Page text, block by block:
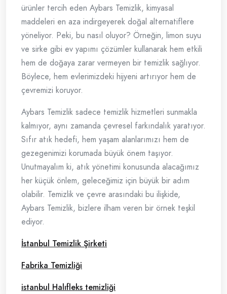
ürünler tercih eden Aybars Temizlik, kimyasal
maddeleri en aza indirgeyerek doğal alternatiflere
yöneliyor. Peki, bu nasıl oluyor? Örneğin, limon suyu
ve sirke gibi ev yapımı çözümler kullanarak hem etkili
hem de doğaya zarar vermeyen bir temizlik sağlıyor.
Böylece, hem evlerimizdeki hijyeni artırıyor hem de
çevremizi koruyor.
Aybars Temizlik sadece temizlik hizmetleri sunmakla
kalmıyor, aynı zamanda çevresel farkındalık yaratıyor.
Sıfır atık hedefi, hem yaşam alanlarımızı hem de
gezegenimizi korumada büyük önem taşıyor.
Unutmayalım ki, atık yönetimi konusunda alacağımız
her küçük önlem, geleceğimiz için büyük bir adım
olabilir. Temizlik ve çevre arasındaki bu ilişkide,
Aybars Temizlik, bizlere ilham veren bir örnek teşkil
ediyor.
İstanbul Temizlik Şirketi
Fabrika Temizliği
istanbul Halıfleks temizliği